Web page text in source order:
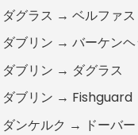
ダグラス → ベルファス
ダブリン → バーケンヘ
ダブリン → ダグラス
ダブリン → Fishguard
ダンケルク → ドーバー